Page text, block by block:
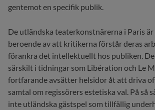
gentemot en specifik publik.
De utländska teaterkonstnärerna i Paris
beroende av att kritikerna förstår deras
förankra det intellektuellt hos publiken.
särskilt i tidningar som Libération och Le
fortfarande avsätter helsidor åt att driva
samtal om regissörers estetiska val. På så
inte utländska gästspel som tillfällig